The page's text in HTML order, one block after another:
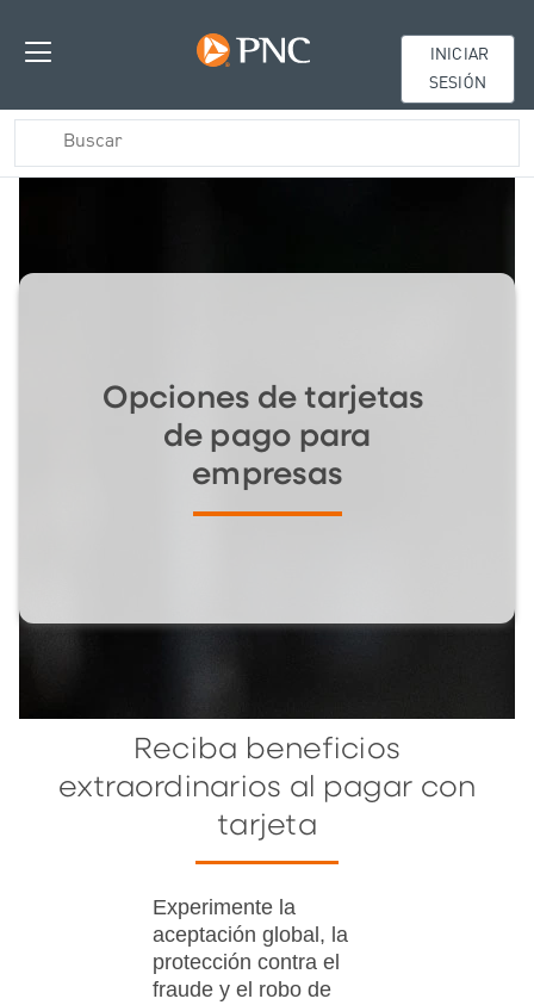
SESIÓN
Opciones de tarjetas
de pago para
empresas
Reciba beneficios
extraordinarios al pagar con
tarjeta
Experimente la
aceptación global, la
protección contra el
fraude y el robo de